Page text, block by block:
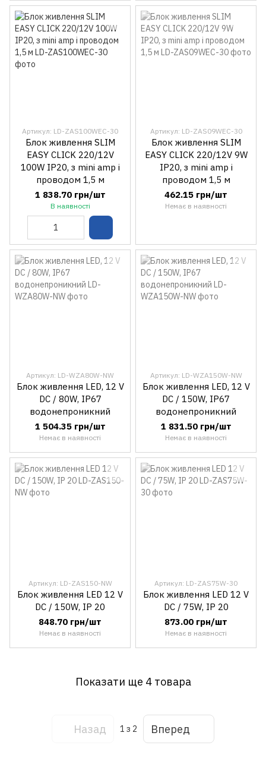
Артикул: LD-ZAS100WEC-30
Блок живлення SLIM
EASY CLICK 220/12V
100W IP20, з mini amp і
проводом 1,5 м
1 838.70 грн/шт
В наявності
Артикул: LD-ZAS09WEC-30
Блок живлення SLIM
EASY CLICK 220/12V 9W
IP20, з mini amp і
проводом 1,5 м
462.15 грн/шт
Немає в наявності
Артикул: LD-WZA80W-NW
Блок живлення LED, 12 V
DC / 80W, IP67
водонепроникний
1 504.35 грн/шт
Немає в наявності
Артикул: LD-WZA150W-NW
Блок живлення LED, 12 V
DC / 150W, IP67
водонепроникний
1 831.50 грн/шт
Немає в наявності
Артикул: LD-ZAS150-NW
Блок живлення LED 12 V
DC / 150W, IP 20
848.70 грн/шт
Немає в наявності
Артикул: LD-ZAS75W-30
Блок живлення LED 12 V
DC / 75W, IP 20
873.00 грн/шт
Немає в наявності
Показати ще 4 товара
Назад 1 з 2 Вперед